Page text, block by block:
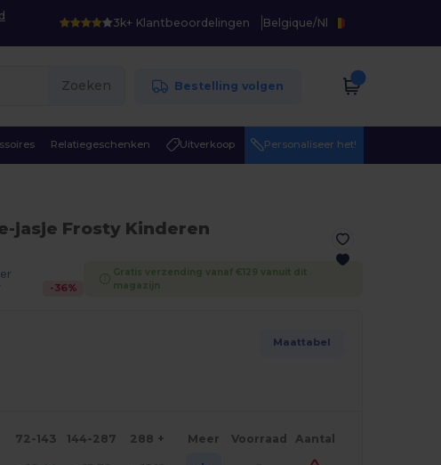
3k+ Klantbeoordelingen Belgique/Nl
Zoeken Bestelling volgen
Relatiegeschenken Uitverkoop Personaliseer het!
jasje Frosty Kinderen
-36%
Gratis verzending vanaf €129 vanuit dit
magazijn
Maattabel
72-143 144-287 288 + Meer Voorraad
Aantal